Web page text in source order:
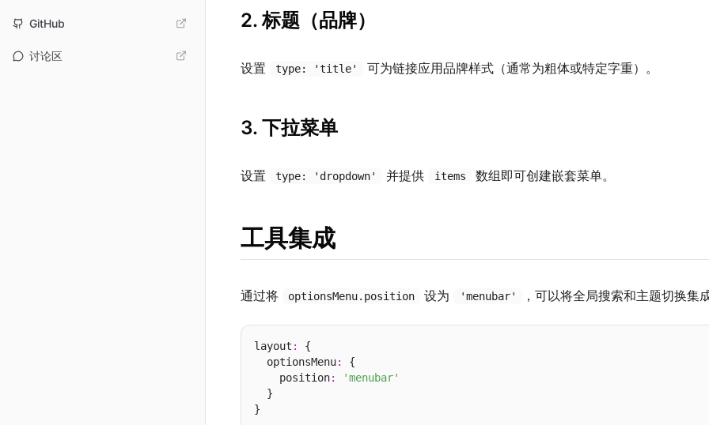
GitHub
讨论区
2. 标题（品牌）
设置 type: 'title' 可为链接应用品牌样式（通常为粗体或特定字重）。
3. 下拉菜单
设置 type: 'dropdown' 并提供 items 数组即可创建嵌套菜单。
工具集成
通过将 optionsMenu.position 设为 'menubar' ，可以将全局搜索和主题切换集
layout :
{
  optionsMenu
:
{
    position
:
'menubar'
  }